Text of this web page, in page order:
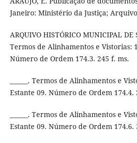
Janeiro: Ministério da Justiça;
ARQUIVO HISTÓRICO MUNICIPAL DE
Termos de Alinhamentos e Vistorias:
Número de Ordem 174.3. 245 f. ms.
______. Termos de Alinhamentos e
Estante 09. Número de Ordem 174.4.
______. Termos de Alinhamentos e
Estante 09. Número de Ordem 174.6.